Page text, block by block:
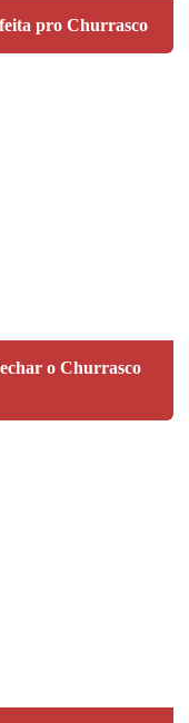
pro Churrasco
o Churrasco